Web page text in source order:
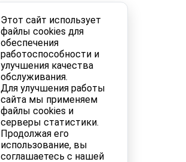
Этот сайт использует
файлы cookies для
обеспечения
работоспособности и
улучшения качества
обслуживания.
Для улучшения работы
сайта мы применяем
файлы cookies и
серверы статистики.
Продолжая его
использование, вы
соглашаетесь с нашей